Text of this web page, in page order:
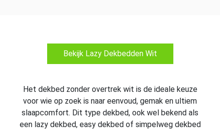
Bekijk Lazy Dekbedden Wit
Het dekbed zonder overtrek wit is de ideale keuze
voor wie op zoek is naar eenvoud, gemak en ultiem
slaapcomfort. Dit type dekbed, ook wel bekend als
een lazy dekbed, easy dekbed of simpelweg dekbed